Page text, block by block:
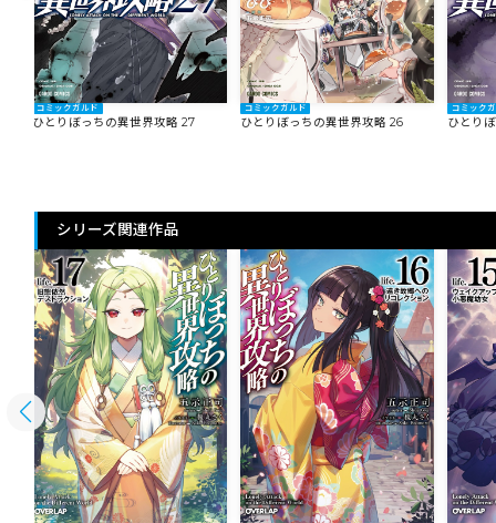
コミックガルド
ひとりぼっちの異世界攻略 27
コミックガルド
ひとりぼっちの異世界攻略 26
コミック
ひとり
シリーズ関連作品